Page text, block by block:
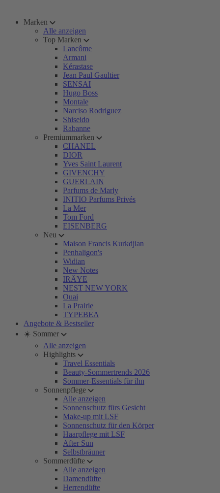
Marken
Alle anzeigen
Top Marken
Lancôme
Armani
Kérastase
Jean Paul Gaultier
SENSAI
Hugo Boss
Montale
Narciso Rodriguez
Shiseido
Rabanne
Premiummarken
CHANEL
DIOR
Yves Saint Laurent
GIVENCHY
GUERLAIN
Parfums de Marly
INITIO Parfums Privés
La Mer
Tom Ford
EISENBERG
Neu
Maison Francis Kurkdjian
Penhaligon's
Widian
New Notes
IRÄYE
NEST NEW YORK
Ouai
La Prairie
TYPEBEA
Angebote & Bestseller
☀️ Sommer
Alle anzeigen
Highlights
Travel Essentials
Beauty-Sommertrends 2026
Sommer-Essentials für ihn
Sonnenpflege
Alle anzeigen
Sonnenschutz fürs Gesicht
Make-up mit LSF
Sonnenschutz für den Körper
Haarpflege mit LSF
After Sun
Selbstbräuner
Sommerdüfte
Alle anzeigen
Damendüfte
Herrendüfte